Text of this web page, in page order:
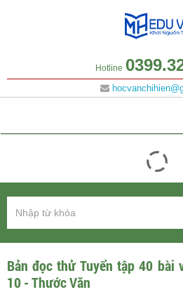
Hotline
Bản đọc thử Tuyển tập 40 bài
10 - Thước Văn